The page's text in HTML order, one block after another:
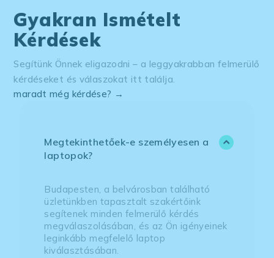
Gyakran Ismételt
Kérdések
Segítünk Önnek eligazodni – a leggyakrabban felmerülő
kérdéseket és válaszokat itt találja.
maradt még kérdése? →
Megtekinthetőek-e személyesen a
laptopok?
Budapesten, a belvárosban található
üzletünkben tapasztalt szakértőink
segítenek minden felmerülő kérdés
megválaszolásában, és az Ön igényeinek
leginkább megfelelő laptop
kiválasztásában.